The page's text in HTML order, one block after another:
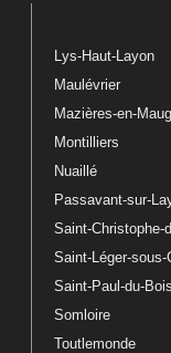
Lys-Haut-Layon
Maulévrier
Mazières-en-
Montilliers
Nuaillé
Passavant-sur-
Saint-Christophe-
Saint-Léger-sous-
Saint-Paul-du-Bois
Somloire
Toutlemonde